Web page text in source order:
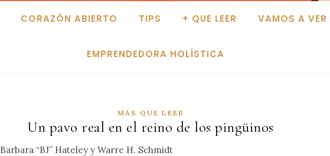
CORAZÓN ABIERTO TIPS + QUE LEER VAMOS A VER
EMPRENDEDORA HOLÍSTICA
MÁS QUE LEER
Un pavo real en el reino de los pingüinos
Barbara “BJ” Hateley y Warre H. Schmidt